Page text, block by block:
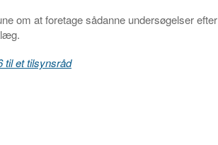
om at foretage sådanne undersøgelser efter
til et tilsynsråd